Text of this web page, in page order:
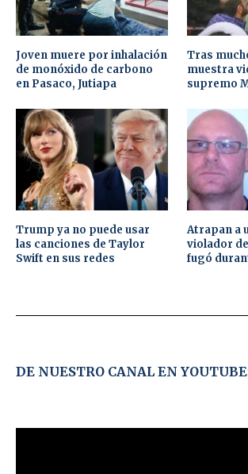
Joven muere por inhalación
de monóxido de carbono
en Pasaco, Jutiapa
Tras
muestra
supremo
Trump ya no puede usar
las canciones de Taylor
Swift en sus redes
Atrapan a
violador
fugó
DE NUESTRO CANAL EN